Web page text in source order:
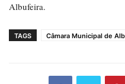
Albufeira.
TAGS Câmara Municipal de